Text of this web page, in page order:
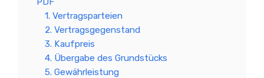
1. Vertragsparteien
2. Vertragsgegenstand
3. Kaufpreis
4. Übergabe des Grundstücks
5. Gewährleistung